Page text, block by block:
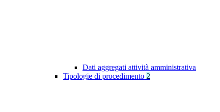
Dati aggregati attività amministrativa
Tipologie di procedimento 2